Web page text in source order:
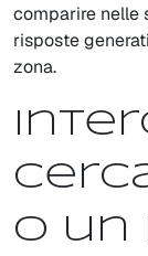
comparire nelle
risposte
zona.
o un